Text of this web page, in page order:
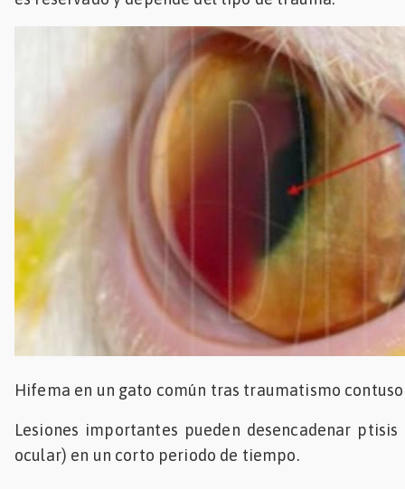
Hifema en un gato común tras traumatismo contuso
Lesiones importantes pueden desencadenar
ocular) en un corto periodo de tiempo.